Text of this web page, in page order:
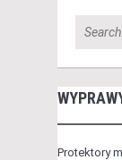
Protektory